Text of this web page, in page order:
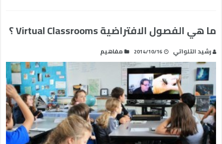
ما هي الفصول الافتراضية Virtual Classrooms ؟
رشيد التلواتي 2014/10/16 مفاهيم